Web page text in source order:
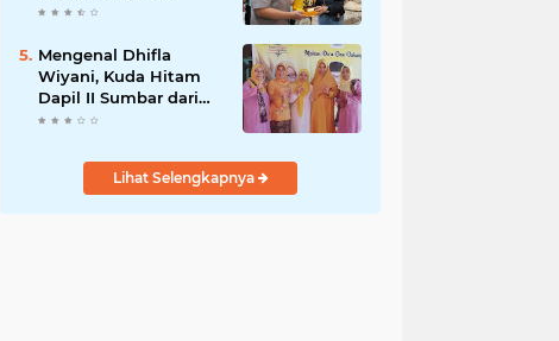
Mengenal Dhifla
Wiyani, Kuda Hitam
Dapil II Sumbar dari
Golkar
Lihat Selengkapnya